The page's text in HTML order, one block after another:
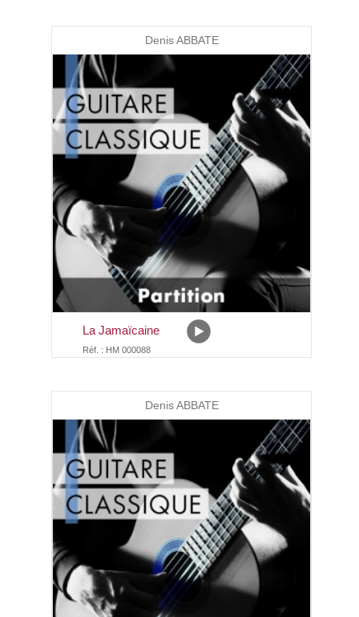
Denis ABBATE
La Jamaïcaine
Réf. : HM 000088
Denis ABBATE